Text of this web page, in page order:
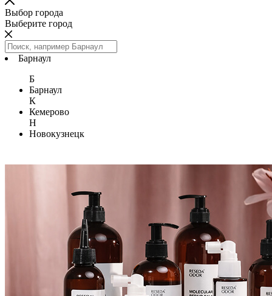
Выбор города
Выберите город
Барнаул
Б
Барнаул
К
Кемерово
Н
Новокузнецк